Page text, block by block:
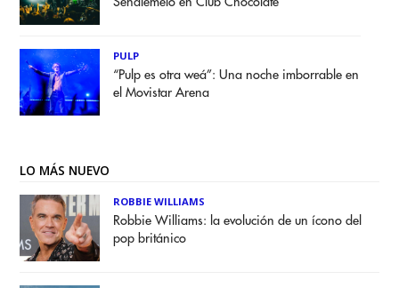
PULP
“Pulp es otra weá”: Una noche imborrable en
el Movistar Arena
LO MÁS NUEVO
ROBBIE WILLIAMS
Robbie Williams: la evolución de un ícono del
pop británico